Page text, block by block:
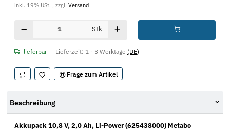
inkl. 19% USt. , zzgl. Versand
Stk
lieferbar Lieferzeit: 1 - 3 Werktage (DE)
Frage zum Artikel
Beschreibung
Akkupack 10,8 V, 2,0 Ah, Li-Power (625438000) Metabo